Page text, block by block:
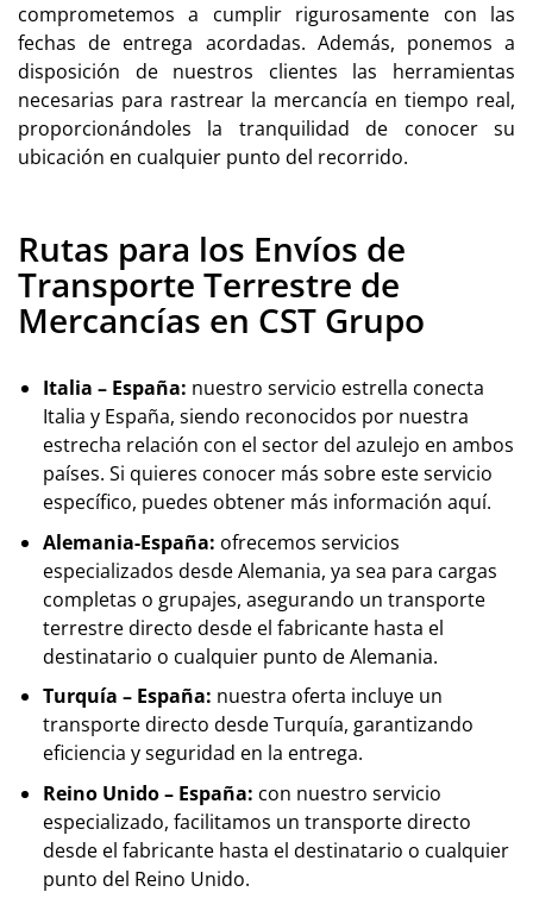
comprometemos a cumplir rigurosamente con las
fechas de entrega acordadas. Además, ponemos a
disposición de nuestros clientes las herramientas
necesarias para rastrear la mercancía en tiempo real,
proporcionándoles la tranquilidad de conocer su
ubicación en cualquier punto del recorrido.
Rutas para los Envíos de
Transporte Terrestre de
Mercancías en CST Grupo
Italia – España: nuestro servicio estrella conecta
Italia y España, siendo reconocidos por nuestra
estrecha relación con el sector del azulejo en ambos
países. Si quieres conocer más sobre este servicio
específico, puedes obtener más información aquí.
Alemania-España: ofrecemos servicios
especializados desde Alemania, ya sea para cargas
completas o grupajes, asegurando un transporte
terrestre directo desde el fabricante hasta el
destinatario o cualquier punto deAlemania.
Turquía – España: nuestra oferta incluye un
transporte directo desdeTurquía, garantizando
eficiencia y seguridad en la entrega.
Reino Unido – España: con nuestro servicio
especializado, facilitamos un transporte directo
desde el fabricante hasta el destinatario o cualquier
punto del Reino Unido.